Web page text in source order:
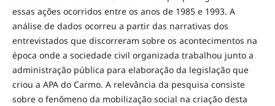
essas ações ocorridos entre os anos de 1985 e 1993. A
análise de dados ocorreu a partir das narrativas dos
entrevistados que discorreram sobre os acontecimentos na
época onde a sociedade civil organizada trabalhou junto a
administração pública para elaboração da legislação que
criou a APA do Carmo. A relevância da pesquisa consiste
sobre o fenômeno da mobilização social na criação desta